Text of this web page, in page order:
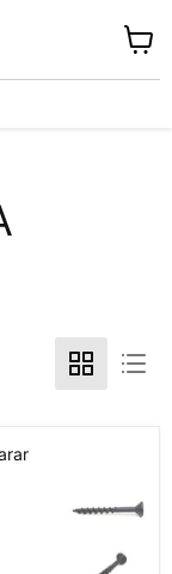
carrito